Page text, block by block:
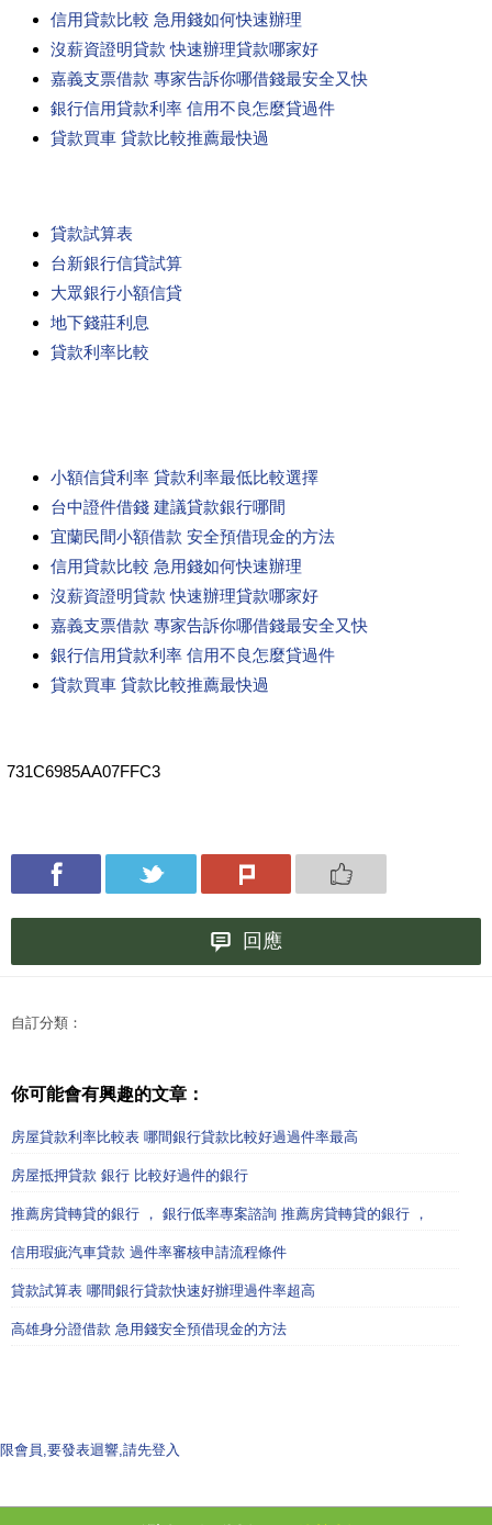
信用貸款比較 急用錢如何快速辦理
沒薪資證明貸款 快速辦理貸款哪家好
嘉義支票借款 專家告訴你哪借錢最安全又快
銀行信用貸款利率 信用不良怎麼貸過件
貸款買車 貸款比較推薦最快過
貸款試算表
台新銀行信貸試算
大眾銀行小額信貸
地下錢莊利息
貸款利率比較
小額信貸利率 貸款利率最低比較選擇
台中證件借錢 建議貸款銀行哪間
宜蘭民間小額借款 安全預借現金的方法
信用貸款比較 急用錢如何快速辦理
沒薪資證明貸款 快速辦理貸款哪家好
嘉義支票借款 專家告訴你哪借錢最安全又快
銀行信用貸款利率 信用不良怎麼貸過件
貸款買車 貸款比較推薦最快過
731C6985AA07FFC3
回應
自訂分類：
你可能會有興趣的文章：
房屋貸款利率比較表 哪間銀行貸款比較好過過件率最高
房屋抵押貸款 銀行 比較好過件的銀行
推薦房貸轉貸的銀行 ， 銀行低率專案諮詢 推薦房貸轉貸的銀行 ，
信用瑕疵汽車貸款 過件率審核申請流程條件
貸款試算表 哪間銀行貸款快速好辦理過件率超高
高雄身分證借款 急用錢安全預借現金的方法
限會員,要發表迴響,請先登入